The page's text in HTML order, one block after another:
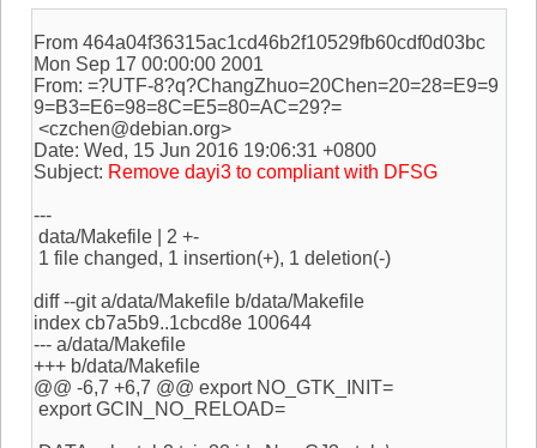
From 464a04f36315ac1cd46b2f10529fb60cdf0d03bc
Mon Sep 17 00:00:00 2001
From: =?UTF-8?q?ChangZhuo=20Chen=20=28=E9=9
9=B3=E6=98=8C=E5=80=AC=29?=
<czchen@debian.org>
Date: Wed, 15 Jun 2016 19:06:31 +0800
Subject: Remove dayi3 to compliant with DFSG
---
data/Makefile | 2 +-
1 file changed, 1 insertion(+), 1 deletion(-)
diff --git a/data/Makefile b/data/Makefile
index cb7a5b9..1cbcd8e 100644
--- a/data/Makefile
+++ b/data/Makefile
@@ -6,7 +6,7 @@ export NO_GTK_INIT=
export GCIN_NO_RELOAD=